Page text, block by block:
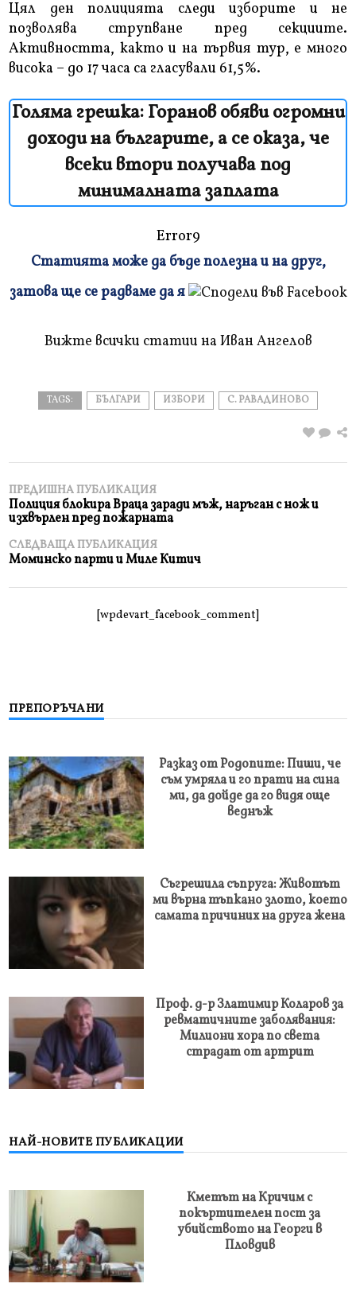
Цял ден полицията следи изборите и не
позволява струпване пред секциите.
Активността, както и на първия тур, е много
висока – до 17 часа са гласували 61,5%.
Голяма грешка: Горанов обяви огромни
доходи на българите, а се оказа, че
всеки втори получава под
минималната заплата
Error9
и
Статията може да бъде полезна и на друг,
затова ще се радваме да я
Вижте всички статии на Иван Ангелов
TAGS: БЪЛГАРИ ИЗБОРИ С. РАВАДИНОВО
ПРЕДИШНА ПУБЛИКАЦИЯ
Полиция блокира Враца заради мъж, наръган с нож и
изхвърлен пред пожарната
СЛЕДВАЩА ПУБЛИКАЦИЯ
Моминско парти и Миле Китич
[wpdevart_facebook_comment]
ПРЕПОРЪЧАНИ
Разказ от Родопите: Пиши, че
съм умряла и го прати на сина
ми, да дойде да го видя още
веднъж
Съгрешила съпруга: Животът
ми върна тъпкано злото, което
самата причиних на друга жена
Проф. д-р Златимир Коларов за
ревматичните заболявания:
Милиони хора по света
страдат от артрит
НАЙ-НОВИТЕ ПУБЛИКАЦИИ
Кметът на Кричим с
покъртителен пост за
убийството на Георги в
Пловдив